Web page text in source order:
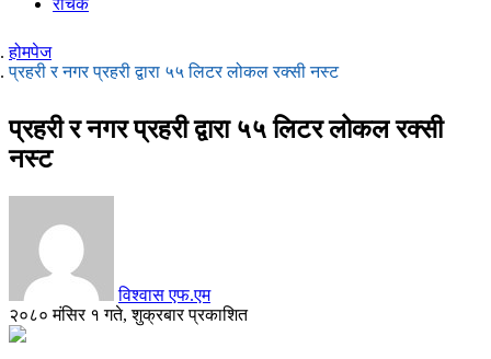
रोचक
होमपेज
प्रहरी र नगर प्रहरी द्वारा ५५ लिटर लोकल रक्सी नस्ट
प्रहरी र नगर प्रहरी द्वारा ५५ लिटर लोकल रक्सी
नस्ट
विश्वास एफ.एम
२०८० मंसिर १ गते, शुक्रबार प्रकाशित